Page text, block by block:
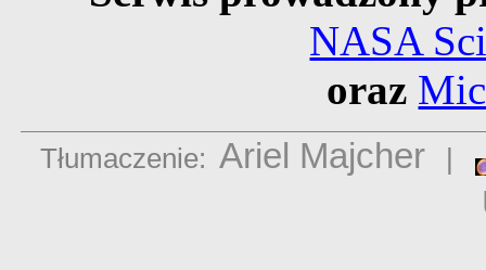
NASA
oraz
Tłumaczenie: Ariel Majcher |